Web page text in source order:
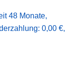
48 Monate,
0,00 €,